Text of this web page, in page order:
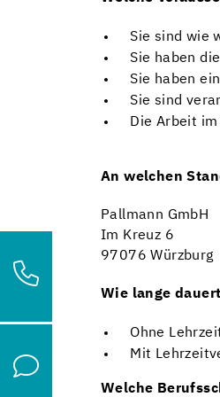
Sie sind wie
Sie haben
Sie haben
Sie sind
Die Arbeit
An welchen
Pallmann GmbH
Im Kreuz 6
97076 Würzburg
Wie lange
Ohne
Mit
Welche